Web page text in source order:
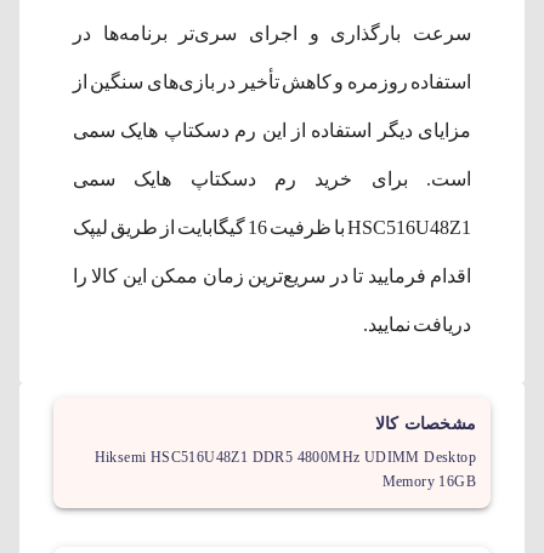
سرعت بارگذاری و اجرای سری‌تر برنامه‌ها در
استفاده روزمره و کاهش تأخیر در بازی‌های سنگین از
مزایای دیگر استفاده از این رم دسکتاپ هایک سمی
است. برای خرید رم دسکتاپ هایک سمی
HSC516U48Z1 با ظرفیت 16 گیگابایت از طریق لیپک
اقدام فرمایید تا در سریع‌ترین زمان ممکن این کالا را
دریافت نمایید.
مشخصات کالا
Hiksemi HSC516U48Z1 DDR5 4800MHz UDIMM Desktop
Memory 16GB